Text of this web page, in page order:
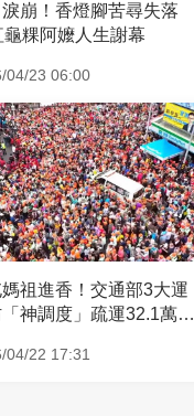
淚崩！香燈腳苦尋失落
粿阿嬤人生謝幕
04/23 06:00
祖進香！交通部3大運
神調度」疏運32.1萬創
04/22 17:31